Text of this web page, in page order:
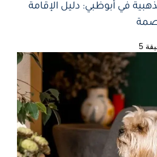
في أبوظبي: دليل الإقامة
5